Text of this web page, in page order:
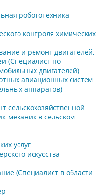
робототехника
контроля химических
и ремонт двигателей,
(Специалист по
двигателей)
авиационных систем
аппаратов)
сельскохозяйственной
механик в сельском
услуг
искусства
(Специалист в области